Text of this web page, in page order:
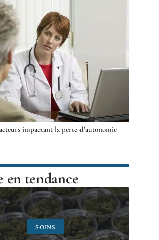
impactant la perte d’autonomie
tendance
SOINS